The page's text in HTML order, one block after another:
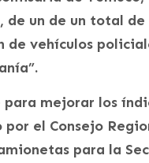
de un de un total
de vehículos
mejorar los
el Consejo
para la